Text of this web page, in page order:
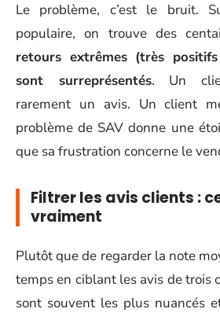
Le problème, c’est le bruit.
populaire, on trouve des
retours extrêmes (très
sont surreprésentés. Un
rarement un avis. Un client
problème de SAV donne une
que sa frustration concerne le
Filtrer les avis clients :
vraiment
Plutôt que de regarder la note
temps en ciblant les avis de trois
sont souvent les plus nuancés